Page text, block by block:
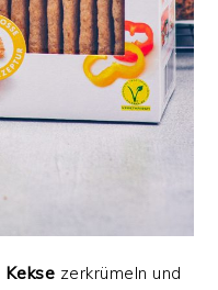
Kekse zerkrümeln und